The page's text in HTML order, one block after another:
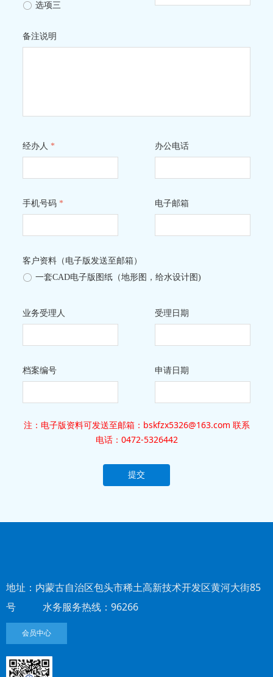
ꀐ 选项三
备注说明
经办人 *
手机号码 *
办公电话
电子邮箱
客户资料（电子版发送至邮箱）
ꀐ 一套CAD电子版图纸（地形图，给水设计图)
业务受理人
档案编号
受理日期
申请日期
注：电子版资料可发送至邮箱：bskfzx5326@163.com 联系
电话：0472-5326442
提交
地址：内蒙古自治区包头市稀土高新技术开发区黄河大街85
号 水务服务热线：96266
会员中心